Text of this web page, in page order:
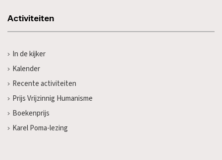
Activiteiten
In de kijker
Kalender
Recente activiteiten
Prijs Vrijzinnig Humanisme
Boekenprijs
Karel Poma-lezing